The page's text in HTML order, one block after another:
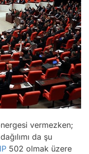
vermezken;
da şu
502 olmak üzere